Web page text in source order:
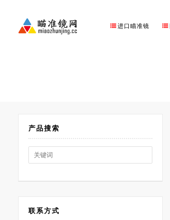
进口瞄准镜
产品搜索
Search
for:
联系方式